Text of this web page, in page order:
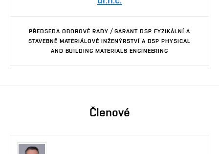
PŘEDSEDA OBOROVÉ RADY / GARANT DSP FYZIKÁLNÍ A
STAVEBNĚ MATERIÁLOVÉ INŽENÝRSTVÍ A DSP PHYSICAL
AND BUILDING MATERIALS ENGINEERING
Členové